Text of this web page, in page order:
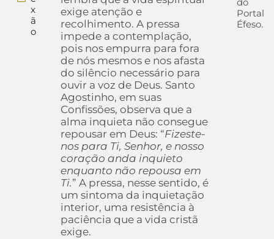
x
ã
o
exige atenção e
recolhimento. A pressa
impede a contemplação,
pois nos empurra para fora
de nós mesmos e nos afasta
do silêncio necessário para
ouvir a voz de Deus. Santo
Agostinho, em suas
Confissões, observa que a
alma inquieta não consegue
repousar em Deus: “Fizeste-
nos para Ti, Senhor, e nosso
coração anda inquieto
enquanto não repousa em
Ti.” A pressa, nesse sentido, é
um sintoma da inquietação
interior, uma resistência à
paciência que a vida cristã
exige.
Portal
Éfeso.